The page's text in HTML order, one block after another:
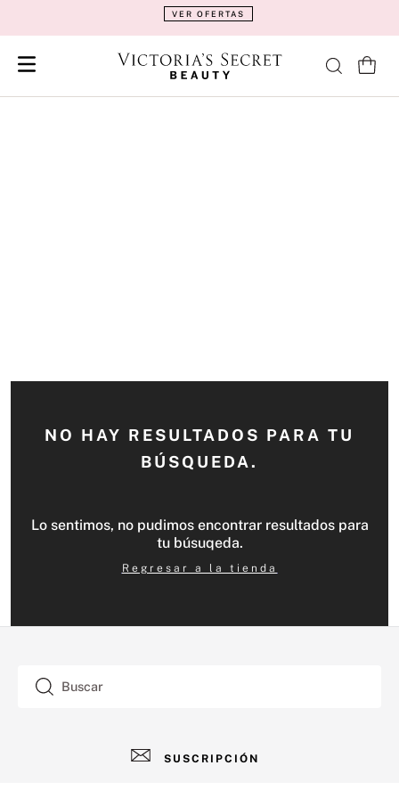
VER OFERTAS
NO HAY RESULTADOS PARA TU
BÚSQUEDA.
Lo sentimos, no pudimos encontrar resultados para
tu búsuqeda.
Regresar a la tienda
Buscar
SUSCRIPCIÓN